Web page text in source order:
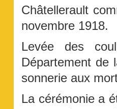
Châtellerault
novembre 1918.
Levée des
Département de
sonnerie aux
La cérémonie a